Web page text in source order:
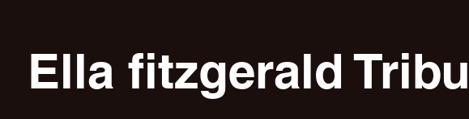
Ella fitzgerald